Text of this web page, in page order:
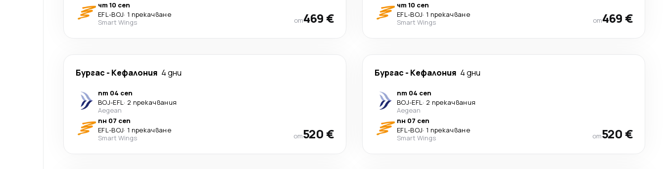
чт 10 сеп
EFL-BOJ· 1 прекачване
Smart Wings
от469 €
чт 10 сеп
EFL-BOJ· 1 прекачване
Smart Wings
от469 €
Бургас - Кефалония 4 дни
пт 04 сеп
BOJ-EFL· 2 прекачвания
Aegean
пн 07 сеп
EFL-BOJ· 1 прекачване
Smart Wings
от520 €
Бургас - Кефалония 4 дни
пт 04 сеп
BOJ-EFL· 2 прекачвания
Aegean
пн 07 сеп
EFL-BOJ· 1 прекачване
Smart Wings
от520 €